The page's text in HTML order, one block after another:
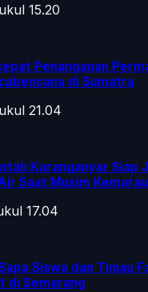
15.20
Penanganan
di Sumatra
21.04
Karanganyar Siap
Saat Musim Kemarau
17.04
Siswa dan Tinjau
di Semarang